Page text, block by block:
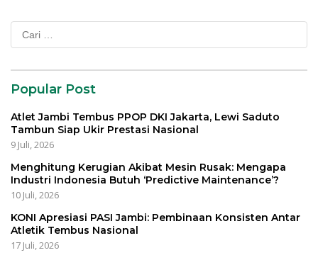
Popular Post
Atlet Jambi Tembus PPOP DKI Jakarta, Lewi Saduto
Tambun Siap Ukir Prestasi Nasional
9 Juli, 2026
Menghitung Kerugian Akibat Mesin Rusak: Mengapa
Industri Indonesia Butuh ‘Predictive Maintenance’?
10 Juli, 2026
KONI Apresiasi PASI Jambi: Pembinaan Konsisten Antar
Atletik Tembus Nasional
17 Juli, 2026